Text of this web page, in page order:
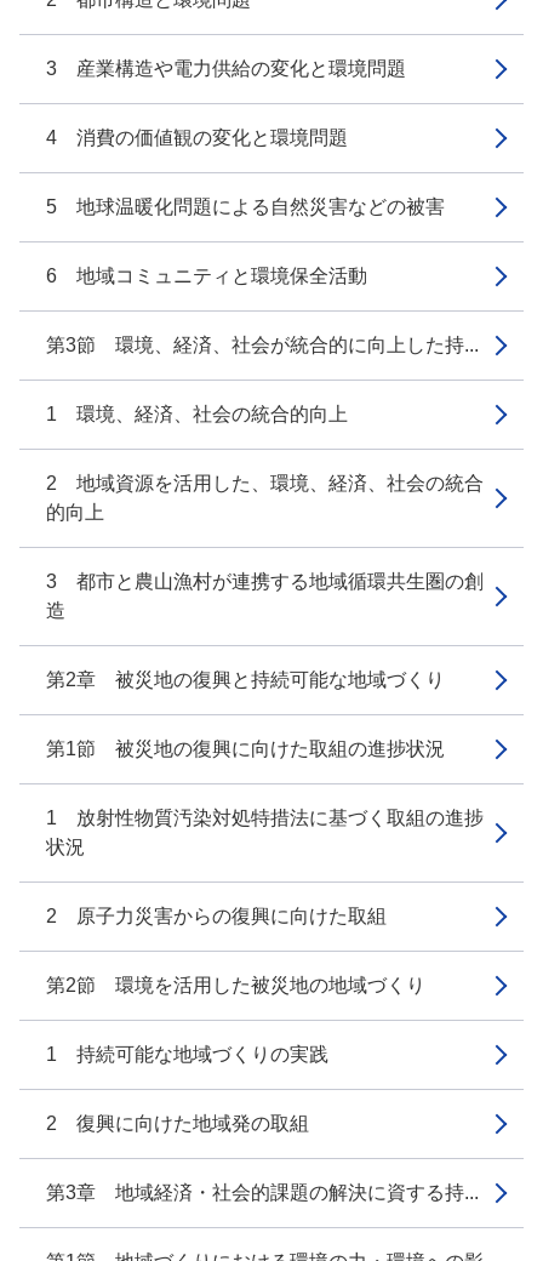
3 産業構造や電力供給の変化と環境問題
4 消費の価値観の変化と環境問題
5 地球温暖化問題による自然災害などの被害
6 地域コミュニティと環境保全活動
第3節 環境、経済、社会が統合的に向上した持...
1 環境、経済、社会の統合的向上
2 地域資源を活用した、環境、経済、社会の統合
的向上
3 都市と農山漁村が連携する地域循環共生圏の創
造
第2章 被災地の復興と持続可能な地域づくり
第1節 被災地の復興に向けた取組の進捗状況
1 放射性物質汚染対処特措法に基づく取組の進捗
状況
2 原子力災害からの復興に向けた取組
第2節 環境を活用した被災地の地域づくり
1 持続可能な地域づくりの実践
2 復興に向けた地域発の取組
第3章 地域経済・社会的課題の解決に資する持...